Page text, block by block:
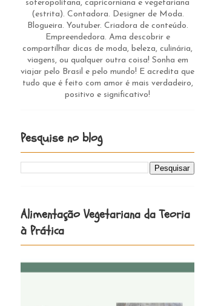
soteropolitana, capricorniana e vegetariana
(estrita). Contadora. Designer de Moda.
Blogueira. Youtuber. Criadora de conteúdo.
Empreendedora. Ama descobrir e
compartilhar dicas de moda, beleza, culinária,
viagens, ou qualquer outra coisa! Sonha em
viajar pelo Brasil e pelo mundo! E acredita que
tudo que é feito com amor é mais verdadeiro,
positivo e significativo!
Pesquise no blog
Alimentação Vegetariana da Teoria
à Prática